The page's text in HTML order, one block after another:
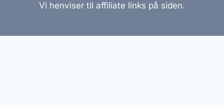
Vi henviser til affiliate links på siden.